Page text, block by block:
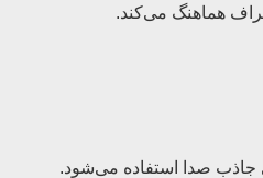
هماهنگ می‌کند.
جاذب صدا استفاده می‌شود.